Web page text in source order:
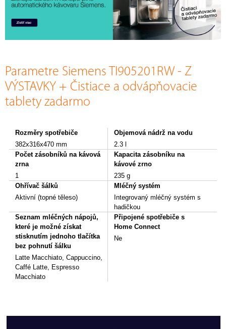
Parametre Siemens TI905201RW - Z
VÝSTAVKY + Čistiace a odvápňovacie
tablety zadarmo
Rozměry spotřebiče
382x316x470 mm
Objemová nádrž na vodu
2.3 l
Počet zásobníků na kávová
zrna
1
Kapacita zásobníku na
kávové zrno
235 g
Ohřívač šálků
Aktivní (topné těleso)
Mléčný systém
Integrovaný mléčný systém s
hadičkou
Seznam mléčných nápojů,
které je možné získat
stisknutím jednoho tlačítka
bez pohnutí šálku
Latte Macchiato, Cappuccino,
Caffé Latte, Espresso
Macchiato
Připojené spotřebiče s
Home Connect
Ne